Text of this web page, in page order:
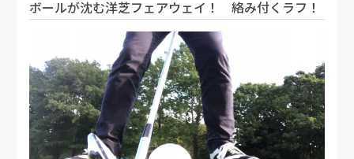
ボールが沈む洋芝フェアウェイ！ 絡み付くラフ！